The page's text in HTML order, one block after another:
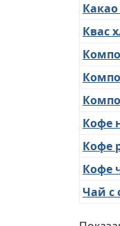
Квас
Кофе
Кофе
Кофе
Чай с